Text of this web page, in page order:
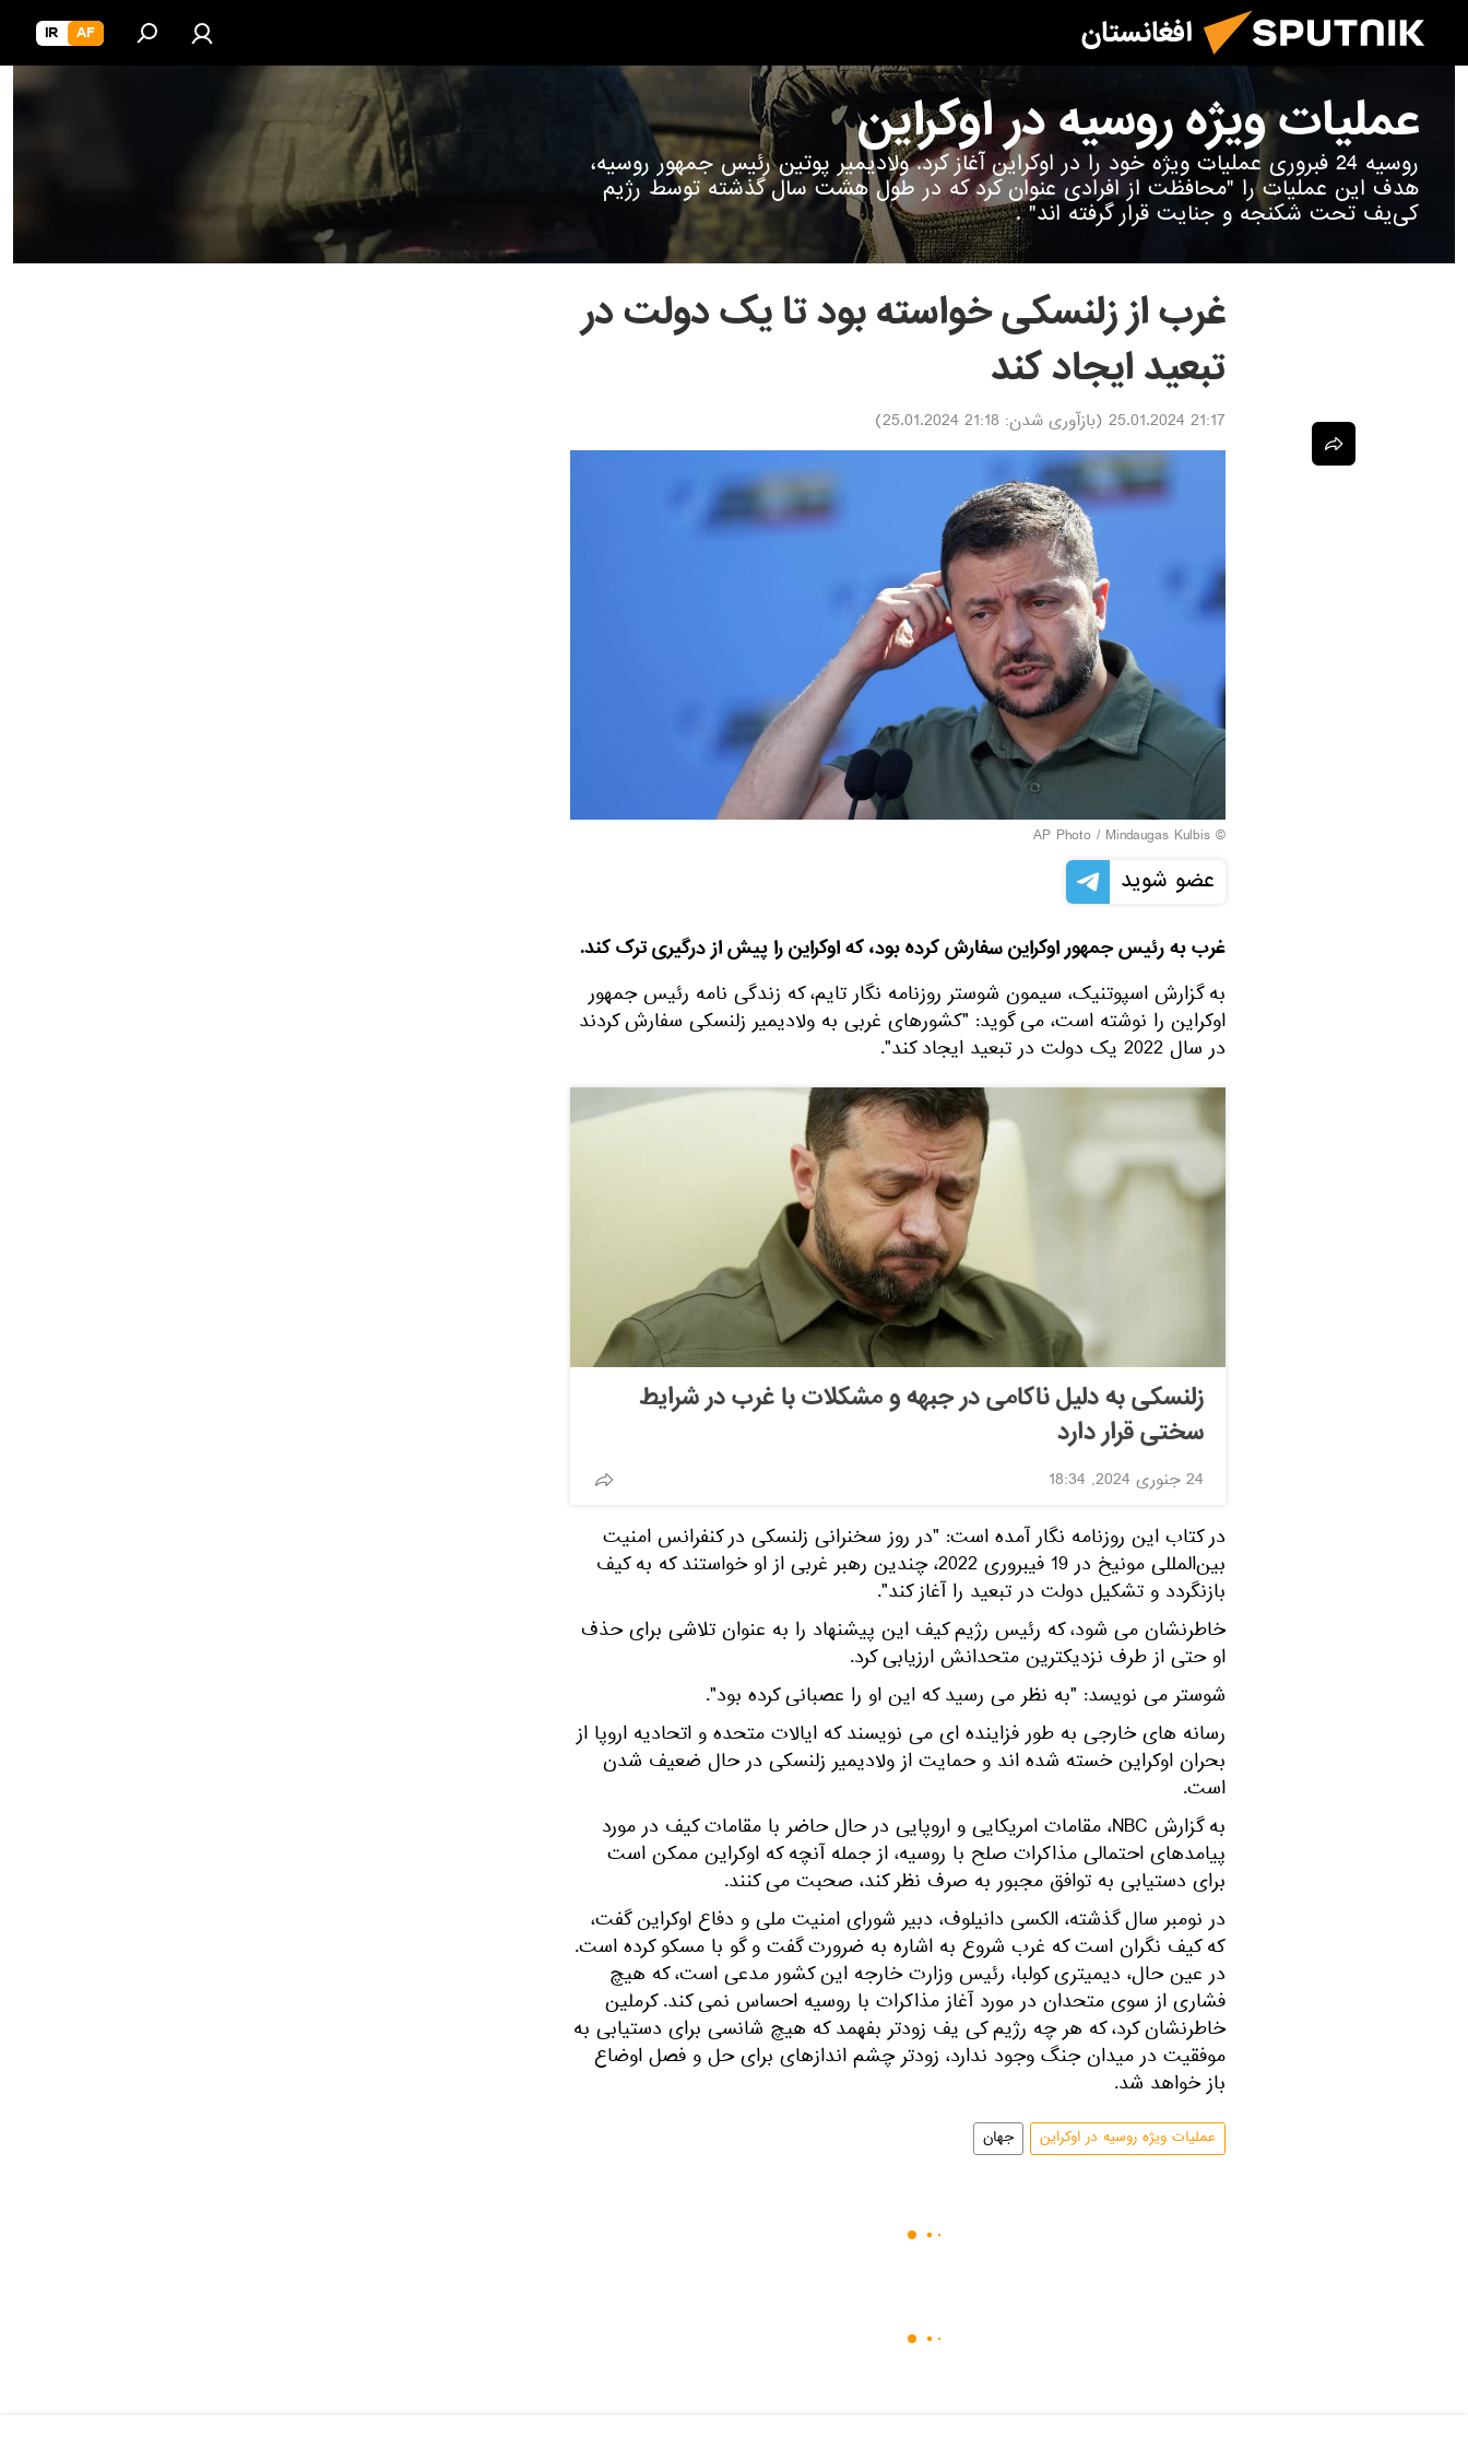
افغانستان AF
IR
عملیات ویژه روسیه در اوکراین
روسیه 24 فبروری عملیات ویژه خود را در اوکراین آغاز کرد. ولادیمیر پوتین رئیس جمهور روسیه،
هدف این عملیات را "محافظت از افرادی عنوان کرد که در طول هشت سال گذشته توسط رژیم
کی‌یف تحت شکنجه و جنایت قرار گرفته اند" .
غرب از زلنسکی خواسته بود تا یک دولت در
تبعید ایجاد کند
21:17 25.01.2024 (بازآوری شدن: 21:18 25.01.2024
)
© AP Photo /
Mindaugas Kulbis
عضو شوید
غرب به رئیس جمهور اوکراین سفارش کرده بود، که اوکراین را پیش از درگیری ترک کند.
به گزارش اسپوتنیک، سیمون شوستر روزنامه نگار تایم، که زندگی نامه رئیس جمهور
اوکراین را نوشته است، می گوید: "کشورهای غربی به ولادیمیر زلنسکی سفارش کردند
در سال 2022 یک دولت در تبعید ایجاد کند".
زلنسکی به دلیل ناکامی در جبهه و مشکلات با غرب در شرایط
سختی قرار دارد
24 جنوری 2024, 18:34
در کتاب این روزنامه نگار آمده است: "در روز سخنرانی زلنسکی در کنفرانس امنیت
بین‌المللی مونیخ در 19 فیبروری 2022، چندین رهبر غربی از او خواستند که به کیف
بازنگردد و تشکیل دولت در تبعید را آغاز کند".
خاطرنشان می شود، که رئیس رژیم کیف این پیشنهاد را به عنوان تلاشی برای حذف
او حتی از طرف نزدیکترین متحدانش ارزیابی کرد.
شوستر می نویسد: "به نظر می رسید که این او را عصبانی کرده بود".
رسانه های خارجی به طور فزاینده ای می نویسند که ایالات متحده و اتحادیه اروپا از
بحران اوکراین خسته شده اند و حمایت از ولادیمیر زلنسکی در حال ضعیف شدن
است.
به گزارش NBC، مقامات امریکایی و اروپایی در حال حاضر با مقامات کیف در مورد
پیامدهای احتمالی مذاکرات صلح با روسیه، از جمله آنچه که اوکراین ممکن است
برای دستیابی به توافق مجبور به صرف نظر کند، صحبت می کنند.
در نومبر سال گذشته، الکسی دانیلوف، دبیر شورای امنیت ملی و دفاع اوکراین گفت،
که کیف نگران است که غرب شروع به اشاره به ضرورت گفت و گو با مسکو کرده است.
در عین حال، دیمیتری کولبا، رئیس وزارت خارجه این کشور مدعی است، که هیچ
فشاری از سوی متحدان در مورد آغاز مذاکرات با روسیه احساس نمی کند. کرملین
خاطرنشان کرد، که هر چه رژیم کی یف زودتر بفهمد که هیچ شانسی برای دستیابی به
موفقیت در میدان جنگ وجود ندارد، زودتر چشم اندازهای برای حل و فصل اوضاع
باز خواهد شد.
عملیات ویژه روسیه در اوکراین جهان